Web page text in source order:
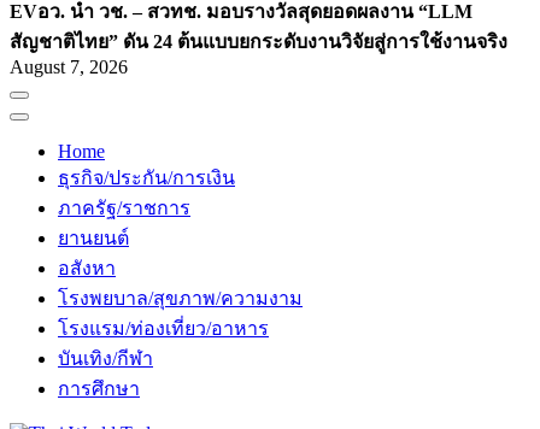
EVอว. นำ วช. – สวทช. มอบรางวัลสุดยอดผลงาน “LLM
สัญชาติไทย” ดัน 24 ต้นแบบยกระดับงานวิจัยสู่การใช้งานจริง
August 7, 2026
Home
ธุรกิจ/ประกัน/การเงิน
ภาครัฐ/ราชการ
ยานยนต์
อสังหา
โรงพยบาล/สุขภาพ/ความงาม
โรงแรม/ท่องเที่ยว/อาหาร
บันเทิง/กีฬา
การศึกษา